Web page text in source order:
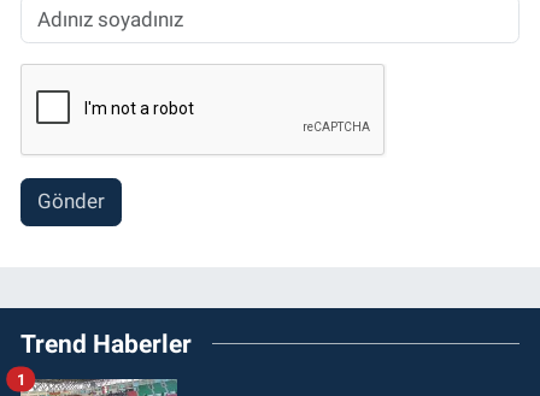
Gönder
Trend Haberler
1